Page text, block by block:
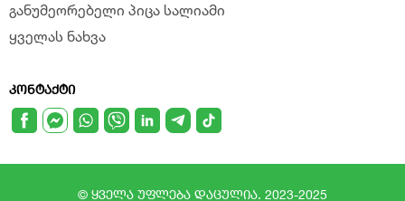
განუმეორებელი პიცა სალიამი
ყველას ნახვა
ᲙᲝᲜᲢᲐᲥᲢᲘ
© ყველა უფლება დაცულია. 2023-2025